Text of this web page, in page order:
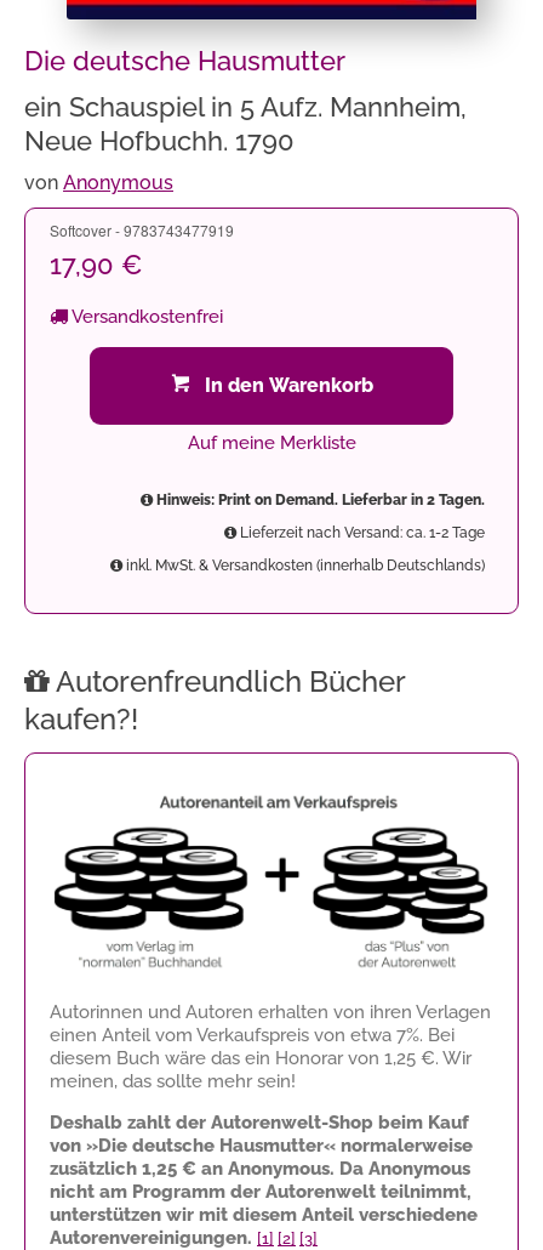
Die deutsche Hausmutter
ein Schauspiel in 5 Aufz. Mannheim,
Neue Hofbuchh. 1790
von Anonymous
Softcover - 9783743477919
17,90 €
Versandkostenfrei
In den Warenkorb
Auf meine Merkliste
Hinweis: Print on Demand. Lieferbar in 2 Tagen.
Lieferzeit nach Versand: ca. 1-2 Tage
inkl. MwSt. & Versandkosten (innerhalb Deutschlands)
Autorenfreundlich Bücher
kaufen?!
Autorinnen und Autoren erhalten von ihren Verlagen
einen Anteil vom Verkaufspreis von etwa 7%. Bei
diesem Buch wäre das ein Honorar von 1,25 €. Wir
meinen, das sollte mehr sein!
Deshalb zahlt der Autorenwelt-Shop beim Kauf
von »Die deutsche Hausmutter« normalerweise
zusätzlich 1,25 € an Anonymous. Da Anonymous
nicht am Programm der Autorenwelt teilnimmt,
unterstützen wir mit diesem Anteil verschiedene
Autorenvereinigungen. [1] [2] [3]